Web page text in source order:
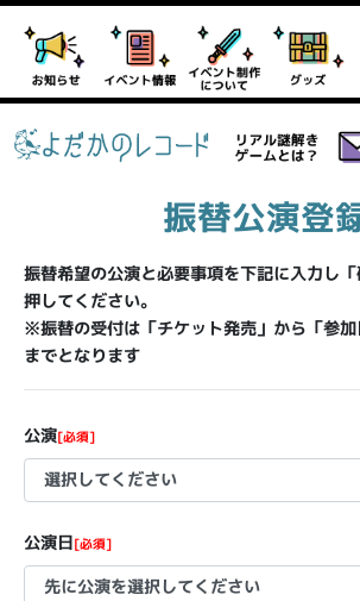
振替公演登
振替希望の公演と必要事項を下記に入力し
押してください。
※振替の受付は「チケット発売」から「参
までとなります
公演[必須]
公演日[必須]